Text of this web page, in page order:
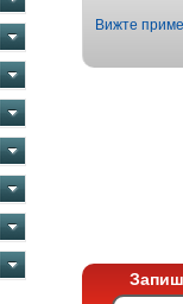
Вижте